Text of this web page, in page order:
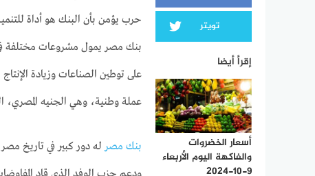
تويتر
إقرأ أيضا
أسعار الخضروات
والفاكهة اليوم الأربعاء
9-10-2024
حرب يؤمن بأن البنك هو أداة
بنك مصر يمول مشروعات مختلفة في
على توطين الصناعات وزيادة
عملة وطنية، وهي الجنيه المصري،
بنك مصر